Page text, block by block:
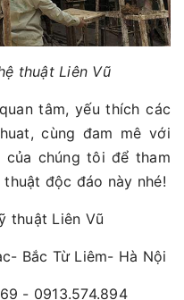
thuật Liên Vũ
tâm, yếu thích các
cùng đam mê với
của chúng tôi để tham
độc đáo này nhé!
thuật Liên Vũ
Bắc Từ Liêm- Hà Nội
- 0913.574.894